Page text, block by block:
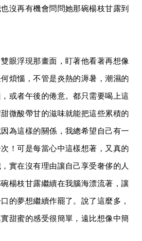
沒再有機會問問她那碗楊枝甘露到
眼浮現那畫面，盯著他看著再想像
煩惱，不管是炎熱的溽暑，潮濕的
或者午後的倦意。都只需要喝上這
微酸帶甘的滋味就能把這些累積的
為這樣的關係，我總希望自己有一
！可是每當心中這樣想著，又真的
實在沒有理由讓自己享受奢侈的人
楊枝甘露繼續在我腦海漂流著，讓
的夢想繼續作罷了。說了這麼多，
甜蜜的感受很簡單，遠比想像中簡